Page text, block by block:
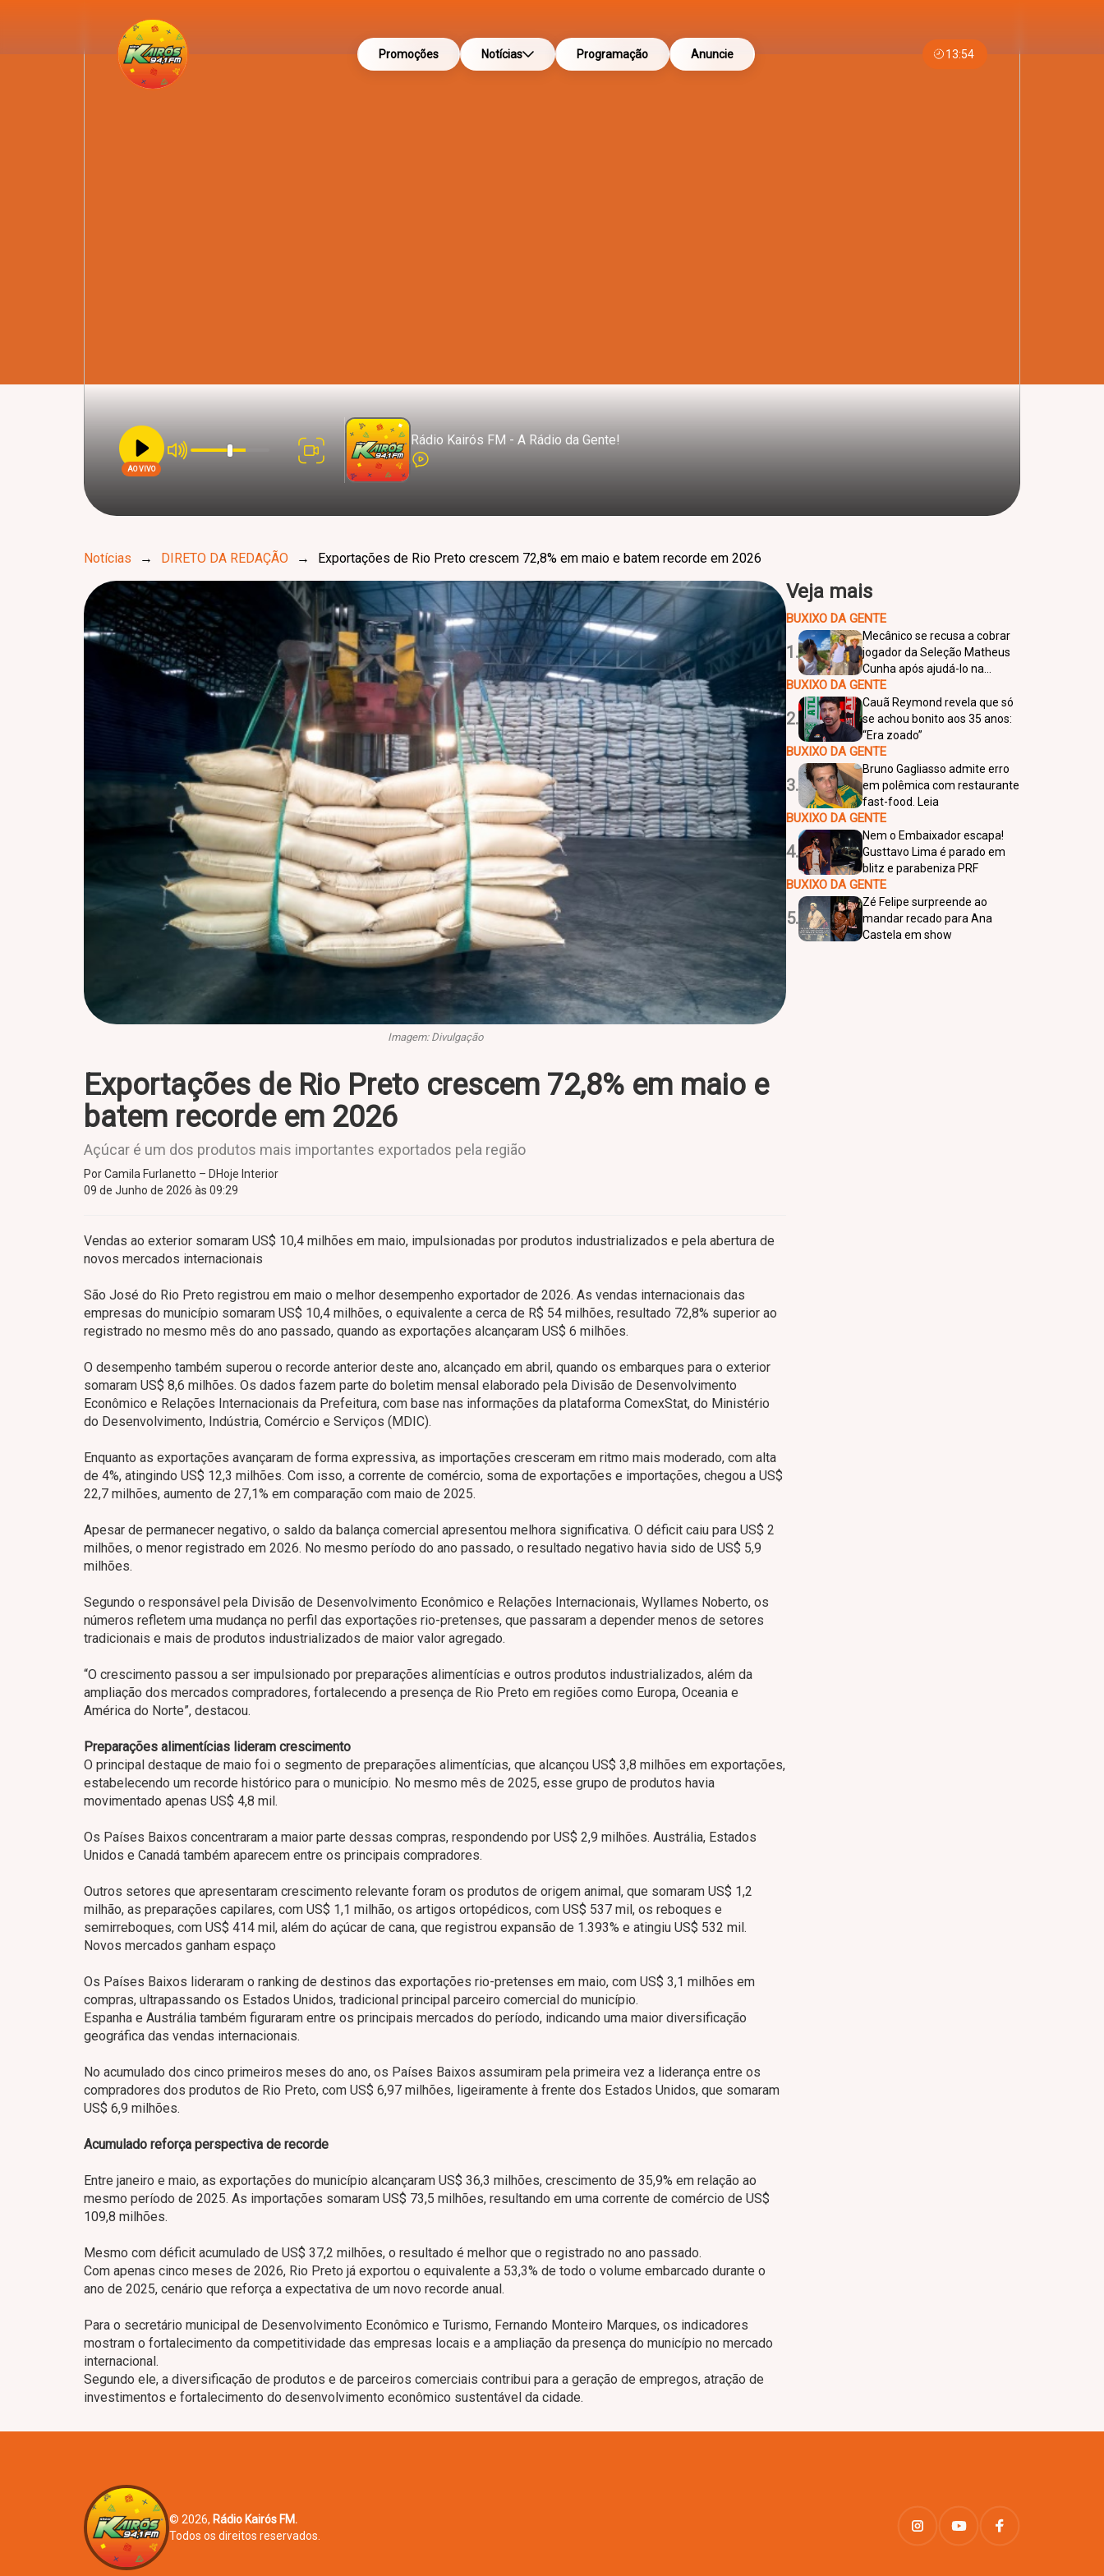
Promoções Notícias Programação Anuncie 13:54
AO VIVO
Rádio Kairós FM - A Rádio da Gente!
Notícias → DIRETO DA REDAÇÃO → Exportações de Rio Preto crescem 72,8% em maio e batem recorde em 2026
Imagem: Divulgação
Exportações de Rio Preto crescem 72,8% em maio e
batem recorde em 2026
Açúcar é um dos produtos mais importantes exportados pela região
Por Camila Furlanetto – DHoje Interior
09 de Junho de 2026 às 09:29
Vendas ao exterior somaram US$ 10,4 milhões em maio, impulsionadas por produtos industrializados e pela abertura de
novos mercados internacionais
São José do Rio Preto registrou em maio o melhor desempenho exportador de 2026. As vendas internacionais das
empresas do município somaram US$ 10,4 milhões, o equivalente a cerca de R$ 54 milhões, resultado 72,8% superior ao
registrado no mesmo mês do ano passado, quando as exportações alcançaram US$ 6 milhões.
O desempenho também superou o recorde anterior deste ano, alcançado em abril, quando os embarques para o exterior
somaram US$ 8,6 milhões. Os dados fazem parte do boletim mensal elaborado pela Divisão de Desenvolvimento
Econômico e Relações Internacionais da Prefeitura, com base nas informações da plataforma ComexStat, do Ministério
do Desenvolvimento, Indústria, Comércio e Serviços (MDIC).
Enquanto as exportações avançaram de forma expressiva, as importações cresceram em ritmo mais moderado, com alta
de 4%, atingindo US$ 12,3 milhões. Com isso, a corrente de comércio, soma de exportações e importações, chegou a US$
22,7 milhões, aumento de 27,1% em comparação com maio de 2025.
Apesar de permanecer negativo, o saldo da balança comercial apresentou melhora significativa. O déficit caiu para US$ 2
milhões, o menor registrado em 2026. No mesmo período do ano passado, o resultado negativo havia sido de US$ 5,9
milhões.
Segundo o responsável pela Divisão de Desenvolvimento Econômico e Relações Internacionais, Wyllames Noberto, os
números refletem uma mudança no perfil das exportações rio-pretenses, que passaram a depender menos de setores
tradicionais e mais de produtos industrializados de maior valor agregado.
“O crescimento passou a ser impulsionado por preparações alimentícias e outros produtos industrializados, além da
ampliação dos mercados compradores, fortalecendo a presença de Rio Preto em regiões como Europa, Oceania e
América do Norte”, destacou.
Preparações alimentícias lideram crescimento
O principal destaque de maio foi o segmento de preparações alimentícias, que alcançou US$ 3,8 milhões em exportações,
estabelecendo um recorde histórico para o município. No mesmo mês de 2025, esse grupo de produtos havia
movimentado apenas US$ 4,8 mil.
Os Países Baixos concentraram a maior parte dessas compras, respondendo por US$ 2,9 milhões. Austrália, Estados
Unidos e Canadá também aparecem entre os principais compradores.
Outros setores que apresentaram crescimento relevante foram os produtos de origem animal, que somaram US$ 1,2
milhão, as preparações capilares, com US$ 1,1 milhão, os artigos ortopédicos, com US$ 537 mil, os reboques e
semirreboques, com US$ 414 mil, além do açúcar de cana, que registrou expansão de 1.393% e atingiu US$ 532 mil.
Novos mercados ganham espaço
Os Países Baixos lideraram o ranking de destinos das exportações rio-pretenses em maio, com US$ 3,1 milhões em
compras, ultrapassando os Estados Unidos, tradicional principal parceiro comercial do município.
Espanha e Austrália também figuraram entre os principais mercados do período, indicando uma maior diversificação
geográfica das vendas internacionais.
No acumulado dos cinco primeiros meses do ano, os Países Baixos assumiram pela primeira vez a liderança entre os
compradores dos produtos de Rio Preto, com US$ 6,97 milhões, ligeiramente à frente dos Estados Unidos, que somaram
US$ 6,9 milhões.
Acumulado reforça perspectiva de recorde
Entre janeiro e maio, as exportações do município alcançaram US$ 36,3 milhões, crescimento de 35,9% em relação ao
mesmo período de 2025. As importações somaram US$ 73,5 milhões, resultando em uma corrente de comércio de US$
109,8 milhões.
Mesmo com déficit acumulado de US$ 37,2 milhões, o resultado é melhor que o registrado no ano passado.
Com apenas cinco meses de 2026, Rio Preto já exportou o equivalente a 53,3% de todo o volume embarcado durante o
ano de 2025, cenário que reforça a expectativa de um novo recorde anual.
Para o secretário municipal de Desenvolvimento Econômico e Turismo, Fernando Monteiro Marques, os indicadores
mostram o fortalecimento da competitividade das empresas locais e a ampliação da presença do município no mercado
internacional.
Segundo ele, a diversificação de produtos e de parceiros comerciais contribui para a geração de empregos, atração de
investimentos e fortalecimento do desenvolvimento econômico sustentável da cidade.
Veja mais
BUXIXO DA GENTE
1.
Mecânico se recusa a cobrar
jogador da Seleção Matheus
Cunha após ajudá-lo na
estrada
BUXIXO DA GENTE
2.
Cauã Reymond revela que só
se achou bonito aos 35 anos:
“Era zoado”
BUXIXO DA GENTE
3.
Bruno Gagliasso admite erro
em polêmica com restaurante
fast-food. Leia
BUXIXO DA GENTE
4.
Nem o Embaixador escapa!
Gusttavo Lima é parado em
blitz e parabeniza PRF
BUXIXO DA GENTE
5.
Zé Felipe surpreende ao
mandar recado para Ana
Castela em show
© 2026, Rádio Kairós FM.
Todos os direitos reservados.